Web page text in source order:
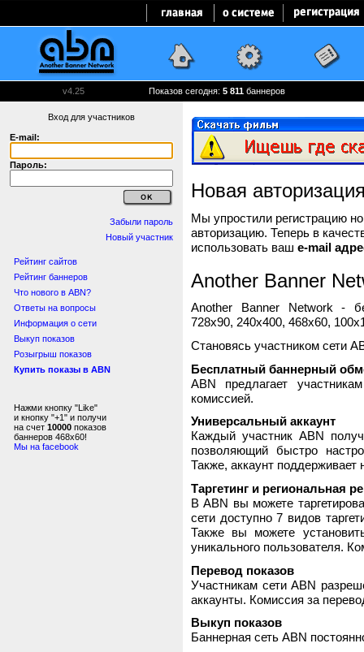
v4.25 Показов сегодня: 5 811 баннеров
Вход для участников
E-mail:
Пароль:
Забыли пароль
Новый участник
Рейтинг сайтов
Рейтинг баннеров
Что нового в ABN?
Ответы на вопросы
Информация о сети
Выкуп показов
Розыгрыш показов
Купить показы в ABN
Нажми кнопку "Like"
и кнопку "+1" и получи
на счет 10000 показов
баннеров 468x60!
Мы на facebook
Новая
Мы упростили регистрацию
авторизацию. Теперь в
использовать ваш e-mail
Another Banner
Another Banner Network -
728x90, 240x400, 468x60,
Становясь участником сети
Бесплатный баннерный
ABN предлагает
комиссией.
Универсальный аккаунт
Каждый участник ABN
позволяющий быстро
Также, аккаунт поддерживает
Таргетинг и региональная
В ABN вы можете
сети доступно 7 видов
Также вы можете
уникального пользователя.
Перевод показов
Участникам сети ABN
аккаунты. Комиссия за
Выкуп показов
Баннерная сеть ABN